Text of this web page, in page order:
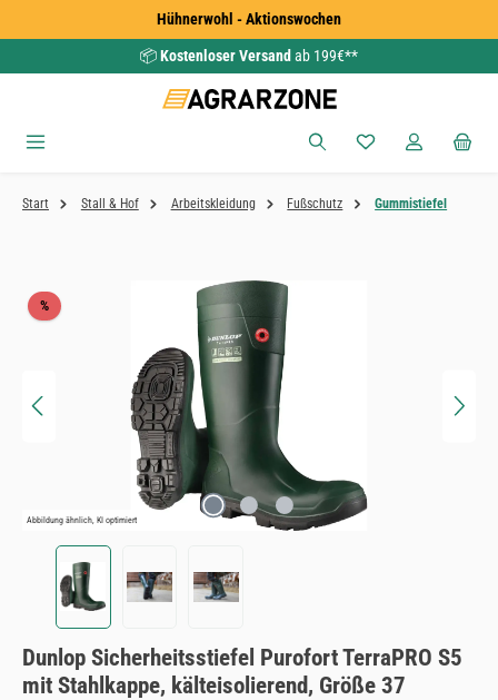
Zum Hauptinhalt springenHühnerwohl - Aktionswochen
📦Kostenloser Versand ab 199€**
Du hast 0
Start Stall & Hof Arbeitskleidung Fußschutz Gummistiefel
Bildergalerie überspringen
%Rabatt
Abbildung ähnlich, KI optimiert
Dunlop Sicherheitsstiefel Purofort TerraPRO S5
mit Stahlkappe, kälteisolierend, Größe 37